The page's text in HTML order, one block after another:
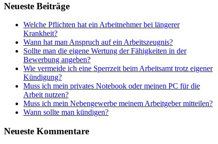
Neueste Beiträge
Welche Pflichten hat ein Arbeitnehmer bei längerer
Krankheit?
Wann hat man Anspruch auf ein Arbeitszeugnis?
Sollte man die eigene Wertung der Fähigkeiten in der
Bewerbung angeben?
Wie vermeide ich eine Sperrzeit beim Arbeitsamt trotz eigener
Kündigung?
Muss ich mein privates Notebook oder meinen PC für die
Arbeit nutzen?
Muss ich mein Nebengewerbe meinem Arbeitgeber mitteilen?
Wann sollte man kündigen?
Neueste Kommentare